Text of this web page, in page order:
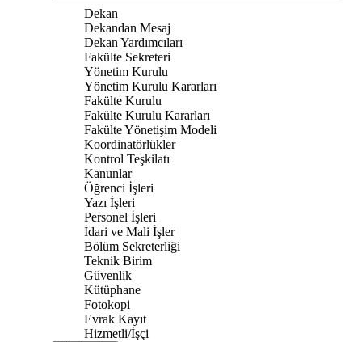
Dekan
Dekandan Mesaj
Dekan Yardımcıları
Fakülte Sekreteri
Yönetim Kurulu
Yönetim Kurulu Kararları
Fakülte Kurulu
Fakülte Kurulu Kararları
Fakülte Yönetişim Modeli
Koordinatörlükler
Kontrol Teşkilatı
Kanunlar
Öğrenci İşleri
Yazı İşleri
Personel İşleri
İdari ve Mali İşler
Bölüm Sekreterliği
Teknik Birim
Güvenlik
Kütüphane
Fotokopi
Evrak Kayıt
Hizmetli/İşçi